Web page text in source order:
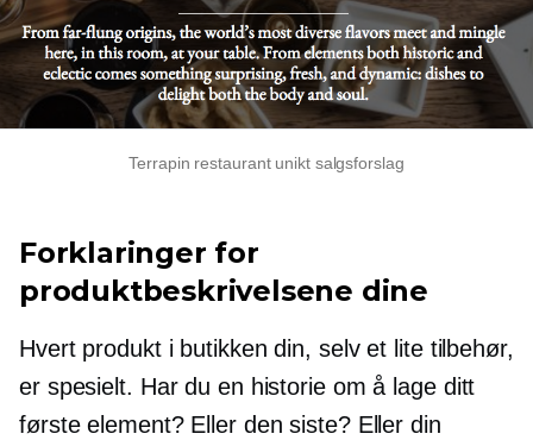
Terrapin restaurant unikt salgsforslag
Forklaringer for
produktbeskrivelsene dine
Hvert produkt i butikken din, selv et lite tilbehør,
er spesielt. Har du en historie om å lage ditt
første element? Eller den siste? Eller din